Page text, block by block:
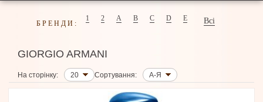
БРЕНДИ:
1 2 A B C D E Всі
GIORGIO ARMANI
На сторінку: 20 Сортування: А-Я